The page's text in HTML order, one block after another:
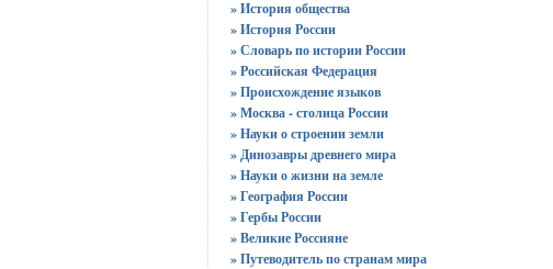
» История общества
» История России
» Словарь по истории России
» Российская Федерация
» Происхождение языков
» Москва - столица России
» Науки о строении земли
» Динозавры древнего мира
» Науки о жизни на земле
» География России
» Гербы России
» Великие Россияне
» Путеводитель по странам мира